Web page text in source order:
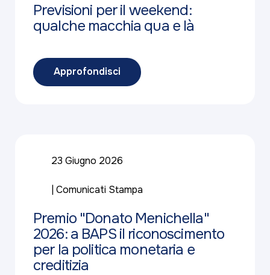
Previsioni per il weekend:
qualche macchia qua e là
Approfondisci
23 Giugno 2026
Comunicati Stampa
Premio "Donato Menichella"
2026: a BAPS il riconoscimento
per la politica monetaria e
creditizia